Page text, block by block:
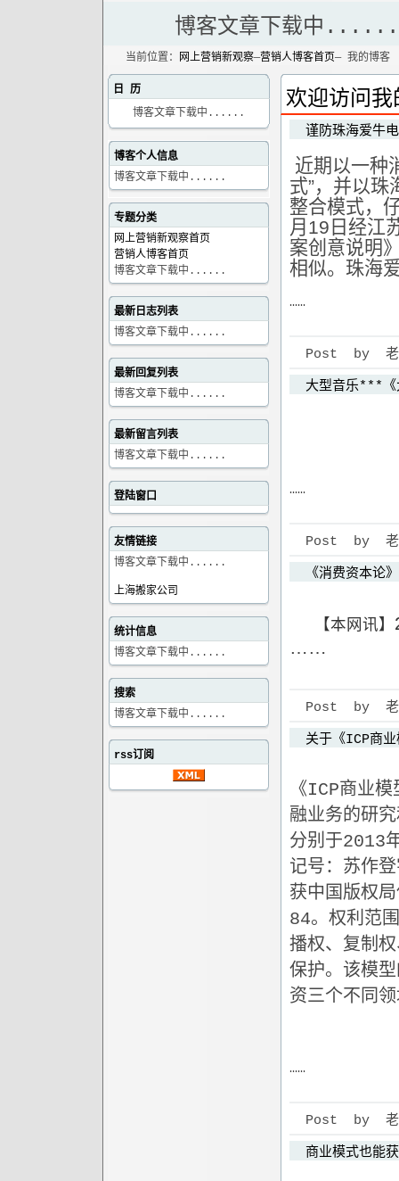
博客文章下载中......
当前位置： 网上营销新观察—营销人博客首页— 我的博客
日 历
博客文章下载中......
博客个人信息
博客文章下载中......
专题分类
网上营销新观察首页
营销人博客首页
博客文章下载中......
最新日志列表
博客文章下载中......
最新回复列表
博客文章下载中......
最新留言列表
博客文章下载中......
登陆窗口
友情链接
博客文章下载中......
上海搬家公司
统计信息
博客文章下载中......
搜索
博客文章下载中......
rss订阅
欢迎访问我
谨防珠海爱牛
近期以一种
式”，并以珠
整合模式，
月19日经江
案创意说明
相似。珠海
……
Post by 老
大型音乐***《
……
Post by 老
《消费资本论
【本网讯】
……
Post by 老
关于《ICP商
《ICP商业
融业务的研
分别于2013
记号：苏作
获中国版权
84。权利范
播权、复制
保护。该模
资三个不同
……
Post by 老
商业模式也能